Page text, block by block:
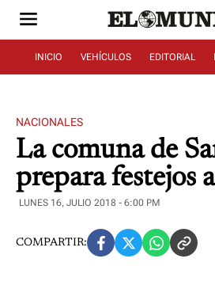
INICIO VEHÍCULOS EDITORIAL
NACIONALES
La comuna de
prepara festejos
LUNES 16, JULIO 2018 - 6:00 PM
COMPARTIR: